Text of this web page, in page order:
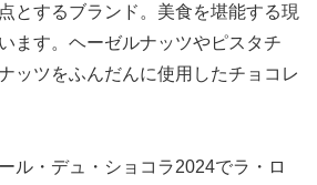
とするブランド。美食を堪能する現
ます。ヘーゼルナッツやピスタチ
ッツをふんだんに使用したチョコレ
ル・デュ・ショコラ2024でラ・ロ